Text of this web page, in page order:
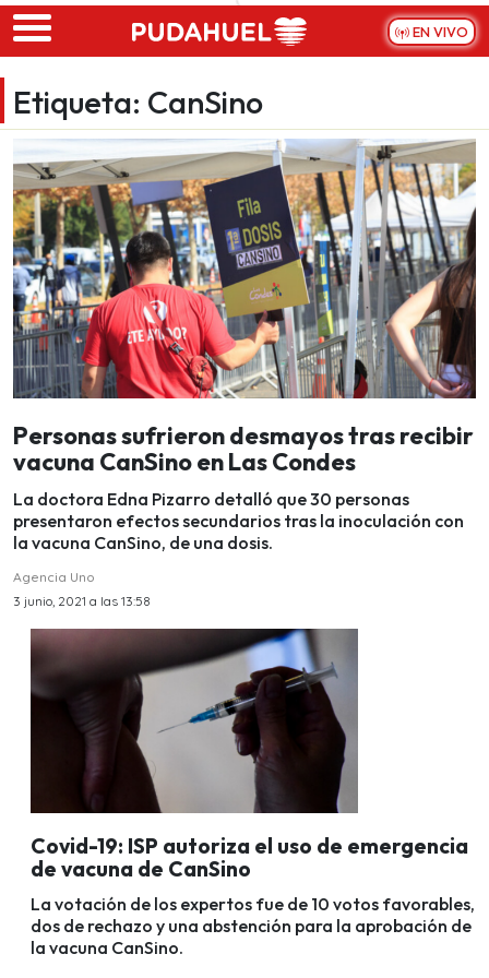
Skip to main content
EN VIVO
Etiqueta: CanSino
Personas sufrieron desmayos tras recibir
vacuna CanSino en Las Condes
La doctora Edna Pizarro detalló que 30 personas
presentaron efectos secundarios tras la inoculación con
la vacuna CanSino, de una dosis.
Agencia Uno
3 junio, 2021 a las 13:58
Covid-19: ISP autoriza el uso de emergencia
de vacuna de CanSino
La votación de los expertos fue de 10 votos favorables,
dos de rechazo y una abstención para la aprobación de
la vacuna CanSino.